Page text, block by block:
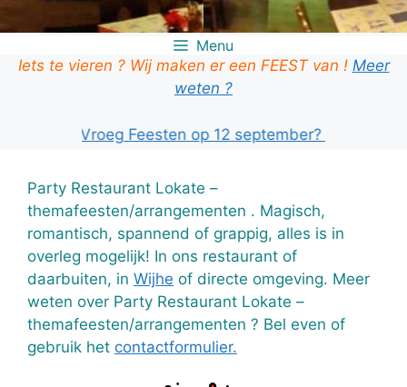
Menu
Iets te vieren ? Wij maken er een FEEST van ! Meer
weten ?
je ook Vroeg Feesten op 12 september? KLIK HIER!
Party Restaurant Lokate –
themafeesten/arrangementen . Magisch,
romantisch, spannend of grappig, alles is in
overleg mogelijk! In ons restaurant of
daarbuiten, in Wijhe of directe omgeving. Meer
weten over Party Restaurant Lokate –
themafeesten/arrangementen ? Bel even of
gebruik het contactformulier.